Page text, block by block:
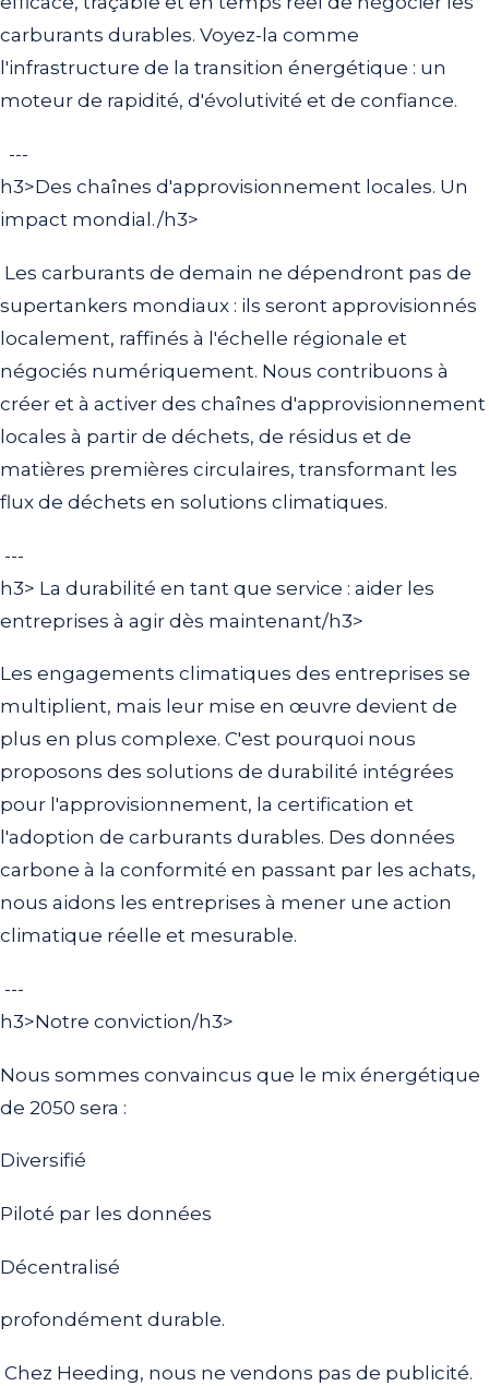
carburants durables. Voyez-la comme
l'infrastructure de la transition énergétique : un
moteur de rapidité, d'évolutivité et de confiance.
---
h3>Des chaînes d'approvisionnement locales. Un
impact mondial./h3>
Les carburants de demain ne dépendront pas de
supertankers mondiaux : ils seront approvisionnés
localement, raffinés à l'échelle régionale et
négociés numériquement. Nous contribuons à
créer et à activer des chaînes d'approvisionnement
locales à partir de déchets, de résidus et de
matières premières circulaires, transformant les
flux de déchets en solutions climatiques.
---
h3> La durabilité en tant que service : aider les
entreprises à agir dès maintenant/h3>
Les engagements climatiques des entreprises se
multiplient, mais leur mise en œuvre devient de
plus en plus complexe. C'est pourquoi nous
proposons des solutions de durabilité intégrées
pour l'approvisionnement, la certification et
l'adoption de carburants durables. Des données
carbone à la conformité en passant par les achats,
nous aidons les entreprises à mener une action
climatique réelle et mesurable.
---
h3>Notre conviction/h3>
Nous sommes convaincus que le mix énergétique
de 2050 sera :
Diversifié
Piloté par les données
Décentralisé
profondément durable.
Chez Heeding, nous ne vendons pas de publicité.